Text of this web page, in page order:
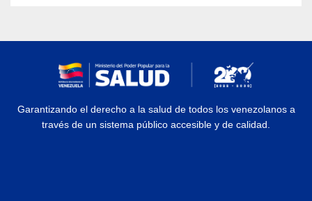
Garantizando el derecho a la salud de todos los venezolanos a
través de un sistema público accesible y de calidad.